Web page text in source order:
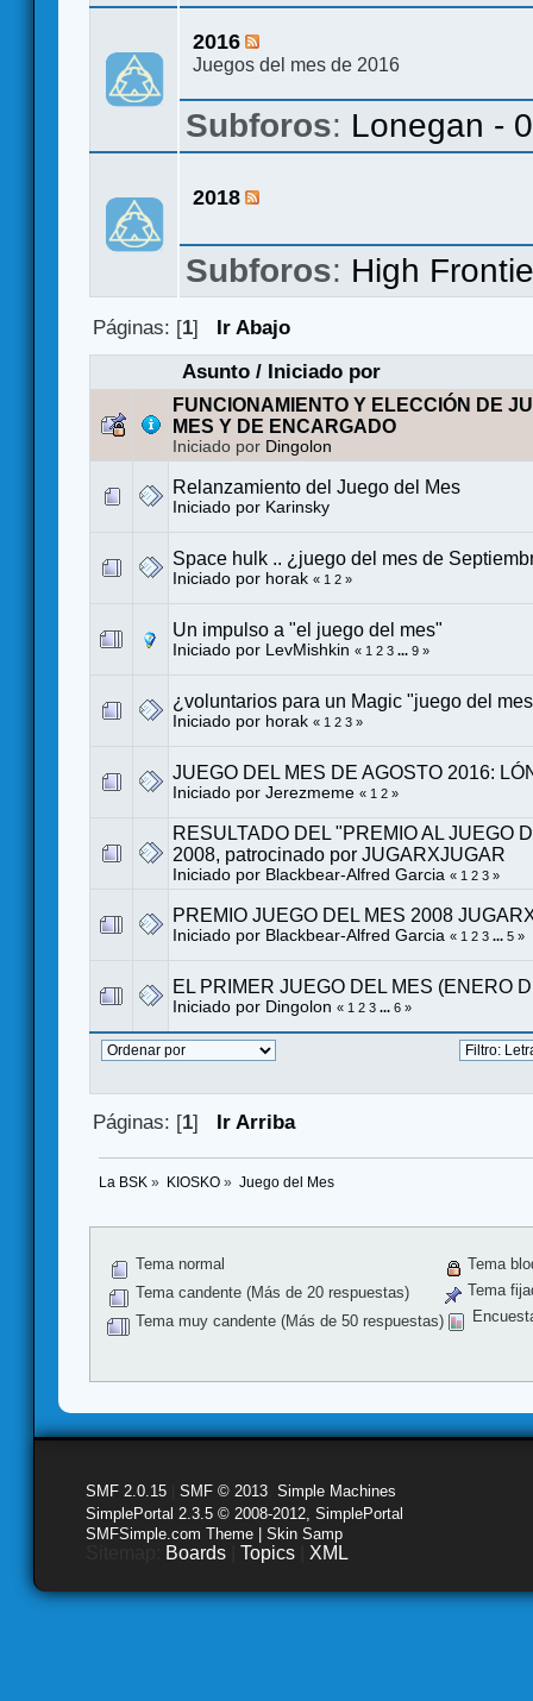
2016
Juegos del mes de 2016
Subforos: Lonegan -
2018
Subforos: High
Páginas: [1]
Ir Abajo
Asunto/ Iniciado por
FUNCIONAMIENTO Y ELECCIÓN DE
MES Y DE ENCARGADO
Iniciado por Dingolon
Relanzamiento del Juego del Mes
Iniciado por Karinsky
Space hulk .. ¿juego del mes de
Iniciado por horak « 1 2 »
Un impulso a "el juego del mes"
Iniciado por LevMishkin « 1 2 3 ... 9 »
¿voluntarios para un Magic "juego del
Iniciado por horak « 1 2 3 »
JUEGO DEL MES DE AGOSTO 2016:
Iniciado por Jerezmeme « 1 2 »
RESULTADO DEL "PREMIO AL JUEGO
2008, patrocinado por JUGARXJUGAR
Iniciado por Blackbear-Alfred Garcia « 1 2 3 »
PREMIO JUEGO DEL MES 2008
Iniciado por Blackbear-Alfred Garcia « 1 2 3 ... 5 »
EL PRIMER JUEGO DEL MES (ENERO
Iniciado por Dingolon « 1 2 3 ... 6 »
Páginas: [1] Ir Arriba
La BSK » KIOSKO» Juego del Mes
Tema normal
Tema candente (Más de 20 respuestas)
Tema muy candente (Más de 50 respuestas)
Tema
Tema
SMF 2.0.15 SMF © 2013 Simple Machines
SimplePortal 2.3.5 © 2008-2012, SimplePortal
SMFSimple.com Theme | Skin Samp
Boards Topics XML